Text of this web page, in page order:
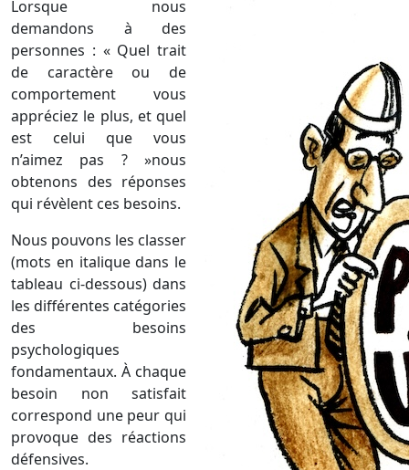
Lorsque nous
demandons à des
personnes : « Quel trait
de caractère ou de
comportement vous
appréciez le plus, et quel
est celui que vous
n’aimez pas ? »nous
obtenons des réponses
qui révèlent ces besoins.
Nous pouvons les classer
(mots en italique dans le
tableau ci-dessous) dans
les différentes catégories
des besoins
psychologiques
fondamentaux. À chaque
besoin non satisfait
correspond une peur qui
provoque des réactions
défensives.